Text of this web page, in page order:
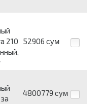
210
52906 сум
4800779 сум